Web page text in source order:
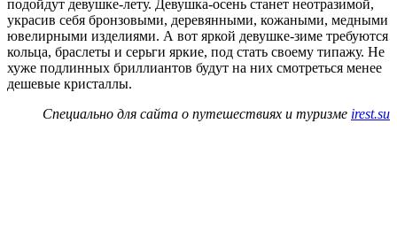
подойдут девушке-лету. Девушка-осень станет неотразимой,
украсив себя бронзовыми, деревянными, кожаными, медными
ювелирными изделиями. А вот яркой девушке-зиме требуются
кольца, браслеты и серьги яркие, под стать своему типажу. Не
хуже подлинных бриллиантов будут на них смотреться менее
дешевые кристаллы.
Специально для сайта о путешествиях и туризме irest.su